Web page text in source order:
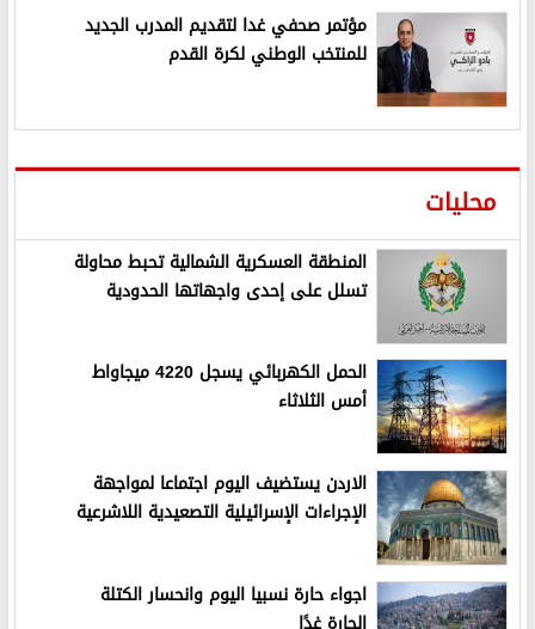
مؤتمر صحفي غدا لتقديم المدرب الجديد
للمنتخب الوطني لكرة القدم
محليات
المنطقة العسكرية الشمالية تحبط محاولة
تسلل على إحدى واجهاتها الحدودية
الحمل الكهربائي يسجل 4220 ميجاواط
أمس الثلاثاء
الاردن يستضيف اليوم اجتماعا لمواجهة
الإجراءات الإسرائيلية التصعيدية اللاشرعية
اجواء حارة نسبيا اليوم وانحسار الكتلة